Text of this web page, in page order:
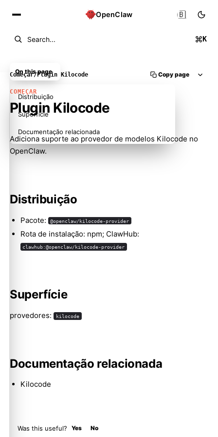
OpenClaw
Search... K
🇧🇷
Começar/Plugin Kilocode Copy page
COMEÇAR
Plugin Kilocode
Adiciona suporte ao provedor de modelos Kilocode no
OpenClaw.
Distribuição
Pacote: @openclaw/kilocode-provider
Rota de instalação: npm; ClawHub:
clawhub:@openclaw/kilocode-provider
Superfície
provedores: kilocode
Documentação relacionada
Kilocode
Was this useful? Yes No
On this page
Distribuição
Superfície
Documentação relacionada